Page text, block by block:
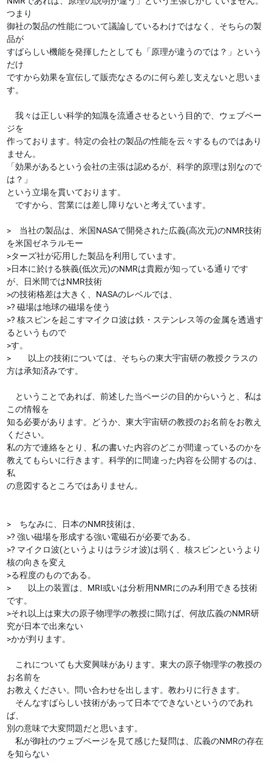
つまり
御社の製品の性能について議論しているわけではなく、そちらの製
品が
すばらしい機能を発揮したとしても「原理が違うのでは？」という
だけ
ですから効果を宣伝して販売なさるのに何ら差し支えないと思いま
す。
我々は正しい科学的知識を流通させるという目的で、ウェブペー
ジを
作っております。特定の会社の製品の性能を云々するものではあり
ません。
「効果があるという会社の主張は認めるが、科学的原理は別なので
は？」
という立場を貫いております。
ですから、営業には差し障りないと考えています。
> 当社の製品は、米国NASAで開発された広義(高次元)のNMR技術
を米国ゼネラルモー
>ターズ社が応用した製品を利用しています。
>日本に於ける狭義(低次元)のNMRは貴殿が知っている通りです
が、日米間ではNMR技術
>の技術格差は大きく、NASAのレベルでは、
>? 磁場は地球の磁場を使う
>? 核スピンを起こすマイクロ波は鉄・ステンレス等の金属を透過す
るというもので
>す。
> 以上の技術については、そちらの東大宇宙研の教授クラスの
方は承知済みです。
ということであれば、前述した当ページの目的からいうと、私は
この情報を
知る必要があります。どうか、東大宇宙研の教授のお名前をお教え
ください。
私の方で連絡をとり、私の書いた内容のどこが間違っているのかを
教えてもらいに行きます。科学的に間違った内容を公開するのは、
私
の意図するところではありません。
> ちなみに、日本のNMR技術は、
>? 強い磁場を形成する強い電磁石が必要である。
>? マイクロ波(というよりはラジオ波)は弱く、核スピンというより
核の向きを変え
>る程度のものである。
> 以上の装置は、MRI或いは分析用NMRにのみ利用できる技術
です。
>それ以上は東大の原子物理学の教授に聞けば、何故広義のNMR研
究が日本で出来ない
>かが判ります。
これについても大変興味があります。東大の原子物理学の教授の
お名前を
お教えください。問い合わせを出します。教わりに行きます。
そんなすばらしい技術があって日本でできないというのであれ
ば、
別の意味で大変問題だと思います。
私が御社のウェブページを見て感じた疑問は、広義のNMRの存在
を知らない